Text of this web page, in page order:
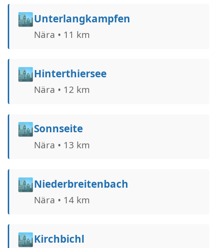
🏙️Unterlangkampfen
Nära • 11 km
🏙️Hinterthiersee
Nära • 12 km
🏙️Sonnseite
Nära • 13 km
🏙️Niederbreitenbach
Nära • 14 km
🏙️Kirchbichl